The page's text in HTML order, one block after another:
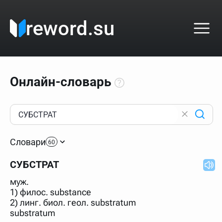
reword.su
Онлайн-словарь
Как пользоваться онлайн-словарём?
которого интересует. Система автоматически подберёт
варианты по начальным буквам и покажет их во
вариантов, откроется страница со словарными
Если точное написание слова неизвестно (как в
кроссворде), неизвестную букву можно заменить
подстановочным знаком звёздочкой (*), а несколько
неизвестных букв — процентом (%). В этом случае меню
с вариантами работать не будет, а после ввода запроса
Словари 60
СУБСТРАТ
муж.
1) филос. substance
2) линг. биол. геол. substratum
substratum